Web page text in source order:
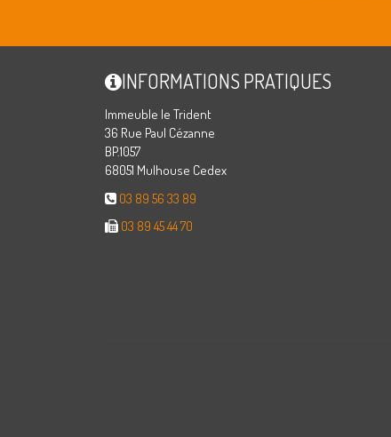
INFORMATIONS PRATIQUES
Immeuble le Trident
36 Rue Paul Cézanne
BP.1057
68051 Mulhouse Cedex
03 89 56 33 89
03 89 45 44 70